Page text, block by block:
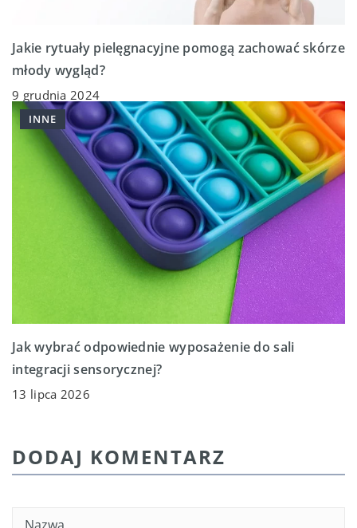
Jakie rytuały pielęgnacyjne pomogą zachować skórze
młody wygląd?
9 grudnia 2024
INNE
Jak wybrać odpowiednie wyposażenie do sali
integracji sensorycznej?
13 lipca 2026
DODAJ KOMENTARZ